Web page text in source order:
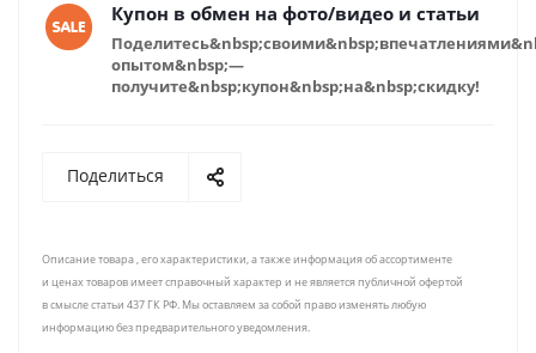
Купон в обмен на фото/видео и статьи
опытом&nbsp;—
получите&nbsp;купон&nbsp;на&nbsp;скидку!
Поделиться
Описание товара , его характеристики, а также информация об ассортименте
и ценах товаров имеет справочный характер и не является публичной офертой
в смысле статьи 437 ГК РФ. Мы оставляем за собой право изменять любую
информацию без предварительного уведомления.